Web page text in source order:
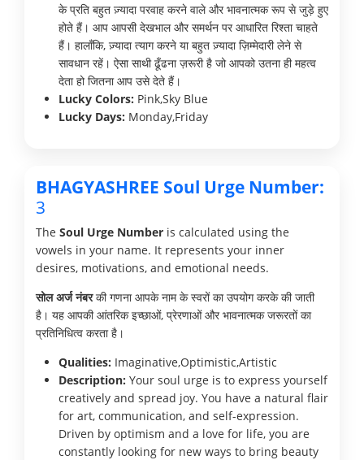
के प्रति बहुत ज़्यादा परवाह करने वाले और भावनात्मक रूप से जुड़े हुए
होते हैं। आप आपसी देखभाल और समर्थन पर आधारित रिश्ता चाहते
हैं। हालाँकि, ज़्यादा त्याग करने या बहुत ज़्यादा ज़िम्मेदारी लेने से
सावधान रहें। ऐसा साथी ढूँढना ज़रूरी है जो आपको उतना ही महत्व
देता हो जितना आप उसे देते हैं।
Lucky Colors: Pink,Sky Blue
Lucky Days: Monday,Friday
BHAGYASHREE Soul Urge Number:
3
The Soul Urge Number is calculated using the
vowels in your name. It represents your inner
desires, motivations, and emotional needs.
सोल अर्ज नंबरकी गणना आपके नाम के स्वरों का उपयोग करके की जाती
है। यह आपकी आंतरिक इच्छाओं, प्रेरणाओं और भावनात्मक जरूरतों का
प्रतिनिधित्व करता है।
Qualities: Imaginative,Optimistic,Artistic
Description: Your soul urge is to express yourself
creatively and spread joy. You have a natural flair
for art, communication, and self-expression.
Driven by optimism and a love for life, you are
constantly looking for new ways to bring beauty